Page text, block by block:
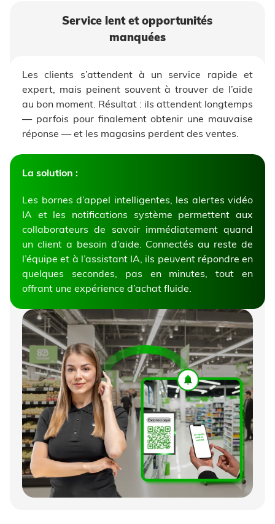
Service lent et opportunités
manquées
Les clients s’attendent à un service rapide et
expert, mais peinent souvent à trouver de l’aide
au bon moment. Résultat : ils attendent longtemps
— parfois pour finalement obtenir une mauvaise
réponse — et les magasins perdent des ventes.
La solution :
Les bornes d’appel intelligentes, les alertes vidéo
IA et les notifications système permettent aux
collaborateurs de savoir immédiatement quand
un client a besoin d’aide. Connectés au reste de
l’équipe et à l’assistant IA, ils peuvent répondre en
quelques secondes, pas en minutes, tout en
offrant une expérience d’achat fluide.